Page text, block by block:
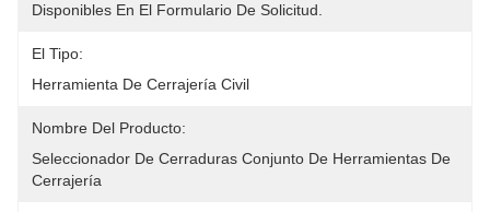
Disponibles En El Formulario De Solicitud.
El Tipo:
Herramienta De Cerrajería Civil
Nombre Del Producto:
Seleccionador De Cerraduras Conjunto De Herramientas De
Cerrajería